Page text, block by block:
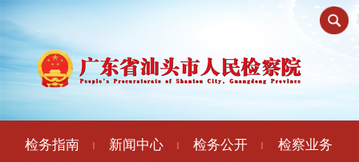
检务指南 新闻中心 检务公开
检察业务